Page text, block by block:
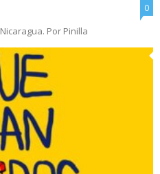
0
Por Pinilla